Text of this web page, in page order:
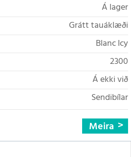
Á lager
Grátt tauáklæði
Blanc Icy
2300
Á ekki við
Sendibílar
Meira